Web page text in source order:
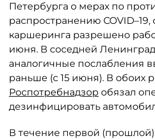
Петербурга о мерах по
распространению COVID–19,
каршеринга разрешено
июня. В соседней
аналогичные послабления
раньше (с 15 июня). В обоих
Роспотребнадзор обязал
дезинфицировать
В течение первой